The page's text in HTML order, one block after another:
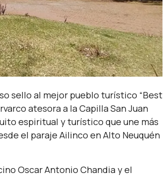
sello al mejor pueblo turístico “Best
atesora a la Capilla San Juan
espiritual y turístico que une más
el paraje Ailinco en Alto Neuquén
Oscar Antonio Chandia y el